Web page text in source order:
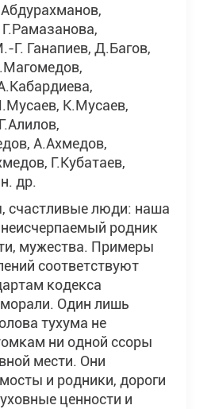
Г. Ганапиев, Д.Багов,
К.Мусаев,
А.Ахмедов,
Г.Кубатаев,
др.
счастливые люди: наша
родник
мужества. Примеры
соответствуют
кодекса
морали. Один лишь
тухума не
ни одной ссоры
мести. Они
и родники, дороги
ценности и